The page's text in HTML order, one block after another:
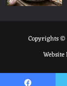
Copyrights ©